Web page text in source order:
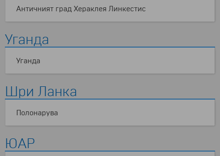
Античният град Хераклея Линкестис
Уганда
Уганда
Шри Ланка
Полонарува
ЮАР